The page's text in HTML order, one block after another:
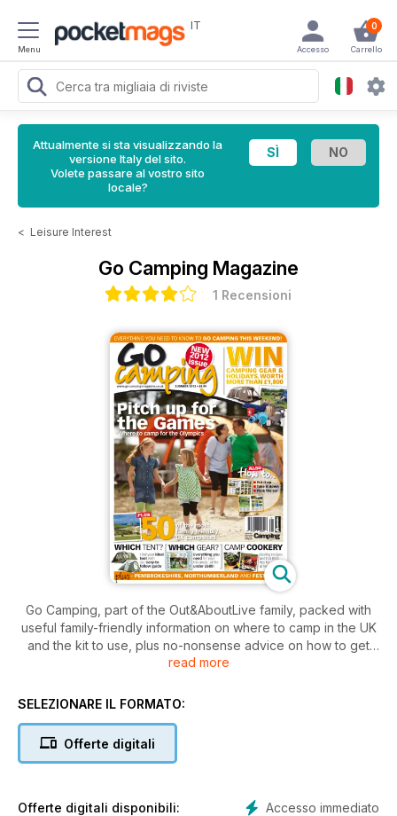
Menu
IT 0
Carrello
Accesso
Attualmente si sta visualizzando la
versione Italy del sito.
Volete passare al vostro sito
locale?
< Leisure Interest
Go Camping Magazine
1 Recensioni
Go Camping, part of the Out&AboutLive family, packed with
useful family-friendly information on where to camp in the UK
and the kit to use, plus no-nonsense advice on how to get
the most from the camping experience.
You’ll find loads of tips to give you the confidence to go
the different styles of tent and which one is best for you and
even where you can have a ‘taster’ session to try before you
Also listed are 70 of the best family-friendly sites in the UK,
read more
SELEZIONARE IL FORMATO:
Offerte digitali
Accesso immediato
Offerte digitali disponibili: